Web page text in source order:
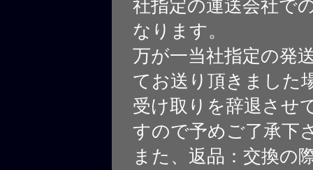
社指定の運送会社で
なります。
万が一当社指定の発
てお送り頂きました
受け取りを辞退させ
すので予めご了承下
また、返品：交換の